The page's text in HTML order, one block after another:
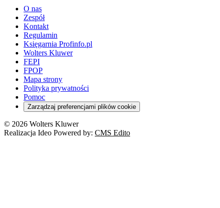
O nas
Zespół
Kontakt
Regulamin
Księgarnia Profinfo.pl
Wolters Kluwer
FEPI
FPOP
Mapa strony
Polityka prywatności
Pomoc
Zarządzaj preferencjami plików cookie
© 2026 Wolters Kluwer
Realizacja Ideo Powered by: CMS Edito